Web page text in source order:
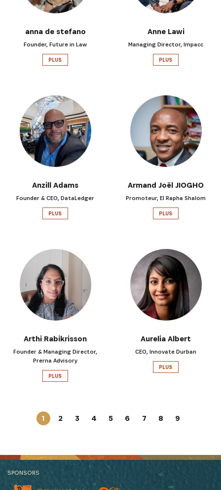
anna de stefano
Founder, Future in Law
PLUS
Anne Lawi
Managing Director, Impacc
PLUS
Anzill Adams
Founder & CEO, DataLedger
PLUS
Armand Joël JIOGHO
Promoteur, El Rapha Shalom
PLUS
Arthi Rabikrisson
Founder & Managing Director,
Prerna Advisory
PLUS
Aurelia Albert
CEO, Innovate Durban
PLUS
1 2 3 4 5 6 7 8 9
SPONSORS